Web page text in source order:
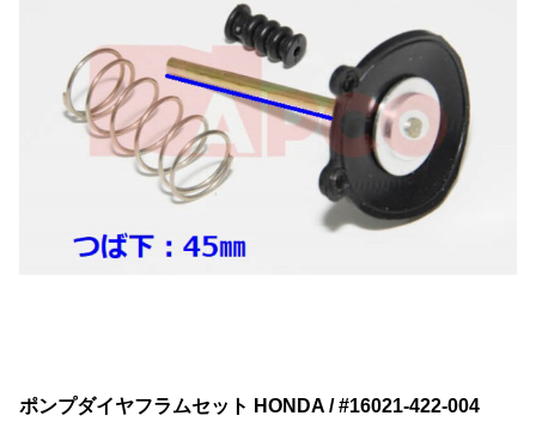
ポンプダイヤフラムセット HONDA / #16021-422-004